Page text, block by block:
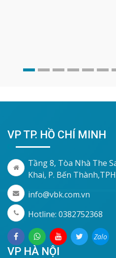
VP TP. HỒ CHÍ MINH
Tầng 8, Tòa Nhà The
Khai, P. Bến
info@vbk.com.vn
Hotline: 0382752368
Zalo
VP HÀ NỘI